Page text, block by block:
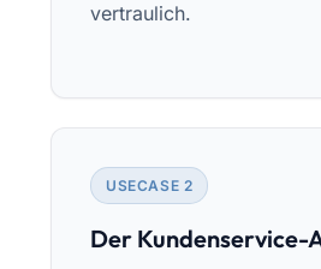
vertraulich.
USECASE 2
Der Kundenservice-